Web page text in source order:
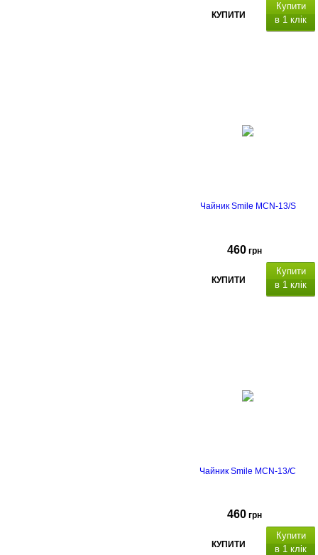
КУПИТИ
Купити
в 1 клік
Чайник Smile MCN-13/S
460 грн
КУПИТИ
Купити
в 1 клік
Чайник Smile MCN-13/C
460 грн
КУПИТИ
Купити
в 1 клік